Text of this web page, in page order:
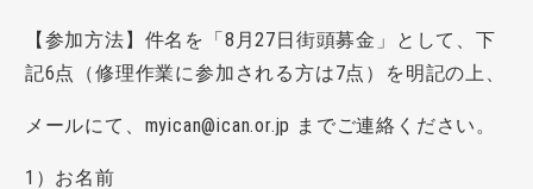
【参加方法】件名を「8月27日街頭募金」として、下
記6点（修理作業に参加される方は7点）を明記の上、
メールにて、myican@ican.or.jp までご連絡ください。
1）お名前